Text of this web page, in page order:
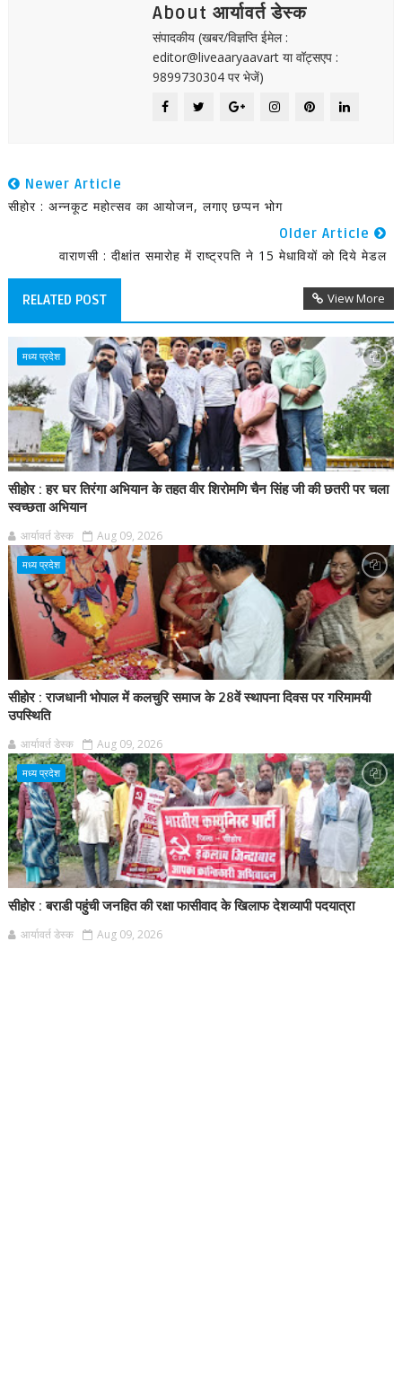
About आर्यावर्त डेस्क
संपादकीय (खबर/विज्ञप्ति ईमेल :
editor@liveaaryaavart या वॉट्सएप :
9899730304 पर भेजें)
Newer Article
सीहोर : अन्नकूट महोत्सव का आयोजन, लगाए छप्पन भोग
Older Article
वाराणसी : दीक्षांत समारोह में राष्ट्रपति ने 15 मेधावियों को दिये मेडल
RELATED POST View More
मध्य प्रदेश
सीहोर : हर घर तिरंगा अभियान के तहत वीर शिरोमणि चैन सिंह जी की छतरी पर चला
स्वच्छता अभियान
आर्यावर्त डेस्क Aug 09, 2026
मध्य प्रदेश
सीहोर : राजधानी भोपाल में कलचुरि समाज के 28वें स्थापना दिवस पर गरिमामयी
उपस्थिति
आर्यावर्त डेस्क Aug 09, 2026
मध्य प्रदेश
सीहोर : बराडी पहुंची जनहित की रक्षा फासीवाद के खिलाफ देशव्यापी पदयात्रा
आर्यावर्त डेस्क Aug 09, 2026